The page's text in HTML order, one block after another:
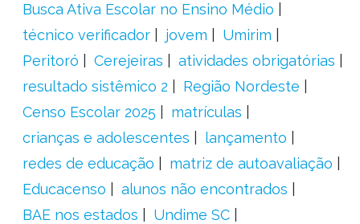
Busca Ativa Escolar no Ensino Médio
técnico verificador
jovem
Umirim
Peritoró
Cerejeiras
atividades obrigatórias
resultado sistêmico 2
Região Nordeste
Censo Escolar 2025
matrículas
crianças e adolescentes
lançamento
redes de educação
matriz de autoavaliação
Educacenso
alunos não encontrados
BAE nos estados
Undime SC